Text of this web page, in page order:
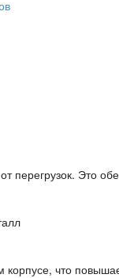
перегрузок. Это
корпусе, что